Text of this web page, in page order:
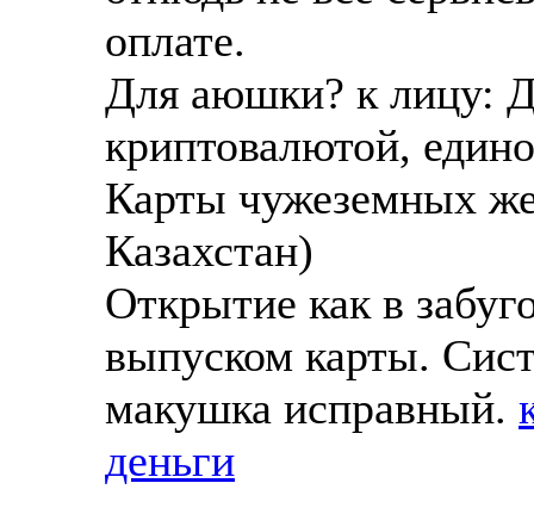
оплате.
Для аюшки? к лицу:
криптовалютой,
Карты чужеземных
Казахстан)
Открытие как в
выпуском карты.
макушка исправный.
деньги